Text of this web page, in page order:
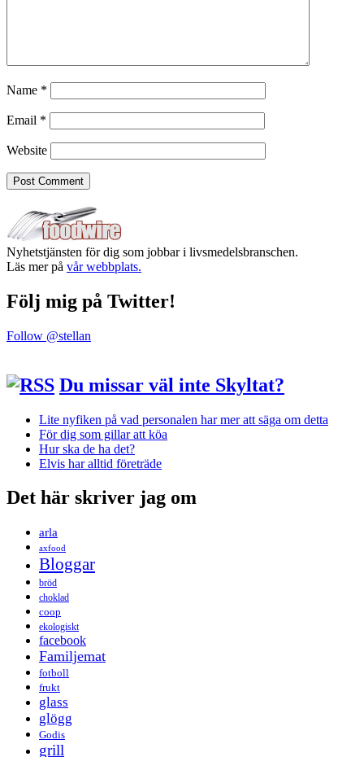
Name *
Email *
Website
Nyhetstjänsten för dig som jobbar i livsmedelsbranschen.
Läs mer på vår webbplats.
Följ mig på Twitter!
Follow @stellan
Du missar väl inte Skyltat?
Lite nyfiken på vad personalen har mer att säga om detta
För dig som gillar att köa
Hur ska de ha det?
Elvis har alltid företräde
Det här skriver jag om
arla
axfood
Bloggar
bröd
choklad
coop
ekologiskt
facebook
Familjemat
fotboll
frukt
glass
glögg
Godis
grill